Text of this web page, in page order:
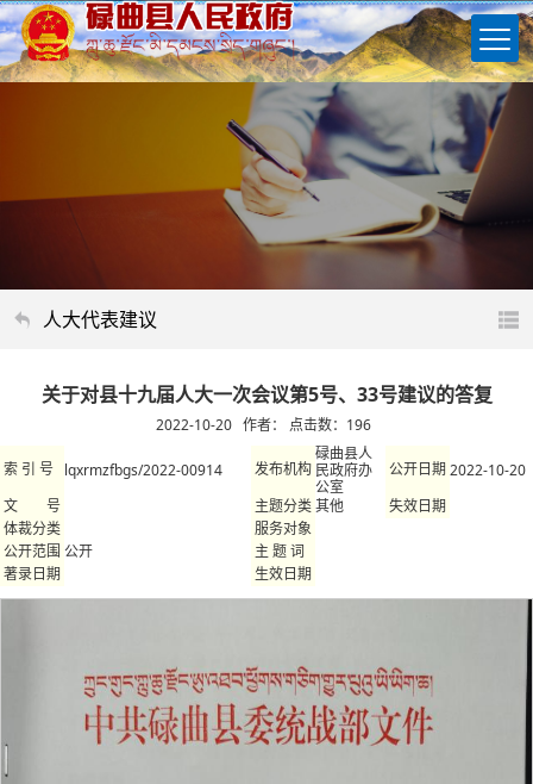
人大代表建议
关于对县十九届人大一次会议第5号、33号建议的答复
2022-10-20 作者： 点击数： 196
索 引 号 lqxrmzfbgs/2022-00914 发布机构
碌曲县人
民政府办
公室
公开日期 2022-10-20
文 号 主题分类 其他
失效日期
体裁分类
服务对象
公开范围 公开
主 题 词
著录日期
生效日期